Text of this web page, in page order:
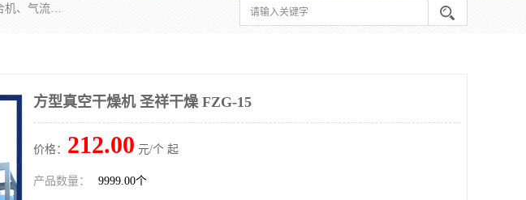
常州市圣祥干燥设备有限公司以生产干燥设备为主导产品，提供：干燥设备、干燥机、混合机、气流干燥机、烘箱、热风循环烘箱、沸腾干燥机、烘干机、喷雾干燥机等产品的生产、制造与销售服务。
方型真空干燥机 圣祥干燥 FZG-15
价格： 212.00 元/个 起
产品数量： 9999.00个